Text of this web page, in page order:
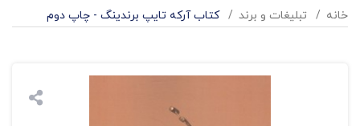
خانه تبليغات و برند کتاب آرکه تایپ برندینگ - چاپ دوم